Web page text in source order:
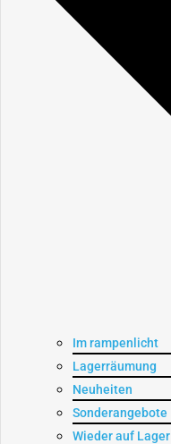
Im rampenlicht
Lagerräumung
Neuheiten
Sonderangebote
Wieder auf Lager